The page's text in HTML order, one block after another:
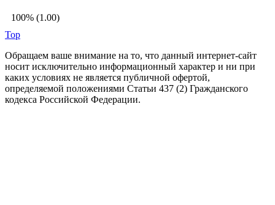
100% (1.00)
Top
Обращаем ваше внимание на то, что данный интернет-сайт
носит исключительно информационный характер и ни при
каких условиях не является публичной офертой,
определяемой положениями Статьи 437 (2) Гражданского
кодекса Российской Федерации.